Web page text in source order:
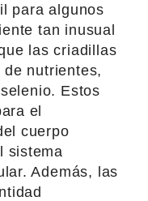
para algunos
tan inusual
las criadillas
nutrientes,
Estos
el
cuerpo
sistema
Además, las